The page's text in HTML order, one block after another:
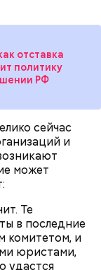
отставка
политику
РФ
сейчас
и
может
Те
в последние
комитетом, и
юристами,
удастся
Кузнецов
Криштиану